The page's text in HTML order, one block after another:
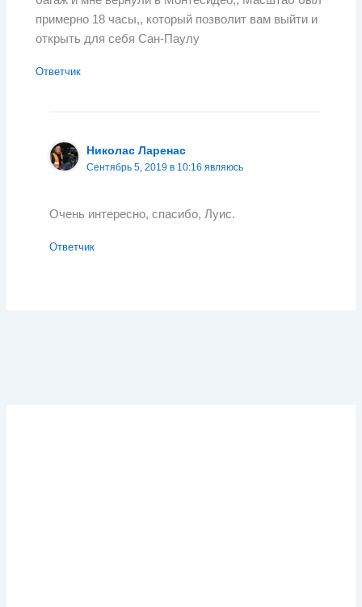
примерно 18 часы,, который позволит вам выйти и
открыть для себя Сан-Паулу
Ответчик
Николас Ларенас
Сентябрь 5, 2019 в 10:16 являюсь
Очень интересно, спасибо, Луис.
Ответчик